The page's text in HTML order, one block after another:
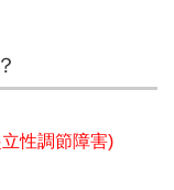
性調節障害)